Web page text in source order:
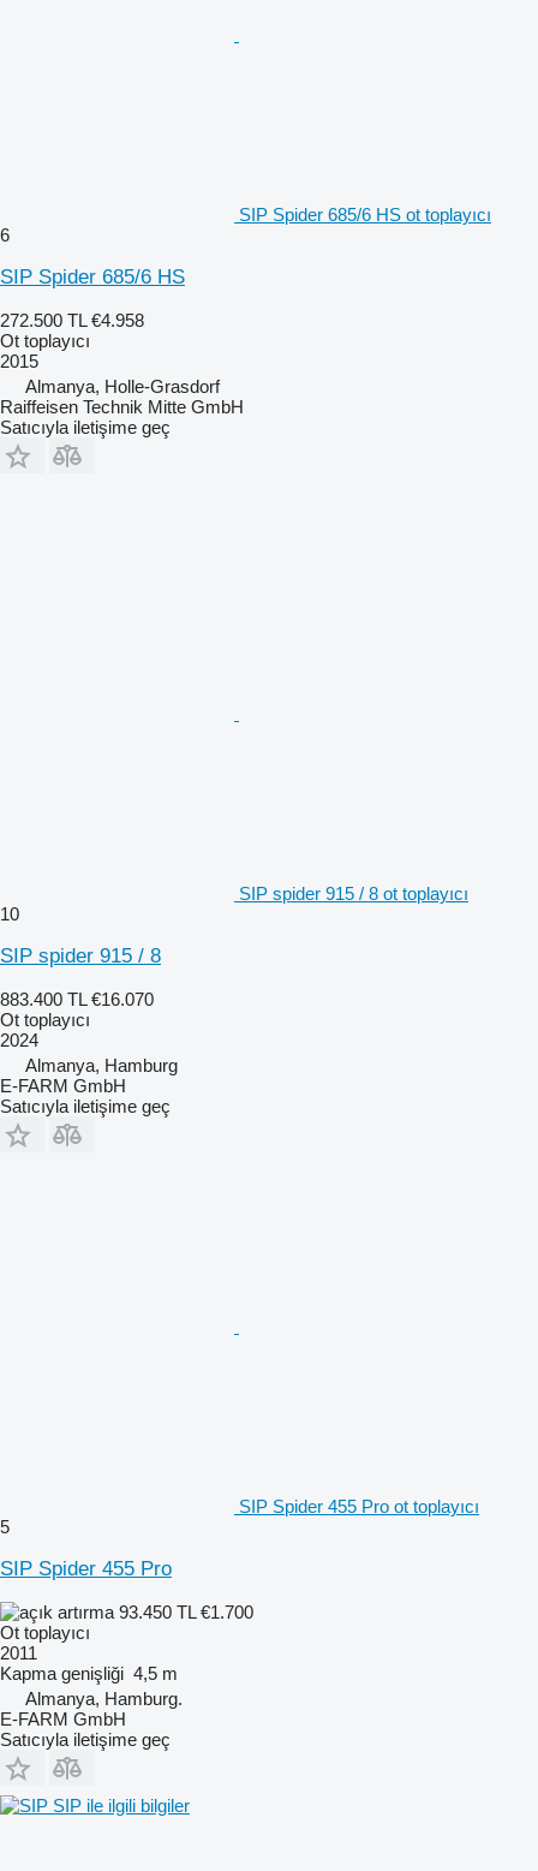
SIP Spider 685/6 HS ot toplayıcı
6
SIP Spider 685/6 HS
272.500 TL €4.958
Ot toplayıcı
2015
Almanya, Holle-Grasdorf
Raiffeisen Technik Mitte GmbH
Satıcıyla iletişime geç
SIP spider 915 / 8 ot toplayıcı
10
SIP spider 915 / 8
883.400 TL €16.070
Ot toplayıcı
2024
Almanya, Hamburg
E-FARM GmbH
Satıcıyla iletişime geç
SIP Spider 455 Pro ot toplayıcı
5
SIP Spider 455 Pro
93.450 TL€1.700
Ot toplayıcı
2011
Kapma genişliği 4,5 m
Almanya, Hamburg.
E-FARM GmbH
Satıcıyla iletişime geç
SIP ile ilgili bilgiler